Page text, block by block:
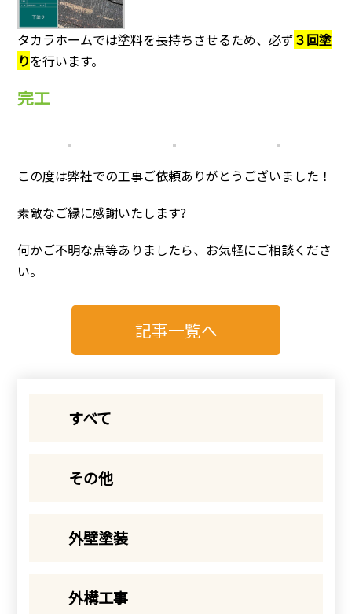
タカラホームでは塗料を長持ちさせるため、必ず３回塗
りを行います。
完工
この度は弊社での工事ご依頼ありがとうございました！
素敵なご縁に感謝いたします?
何かご不明な点等ありましたら、お気軽にご相談くださ
い。
記事一覧へ
すべて
その他
外壁塗装
外構工事